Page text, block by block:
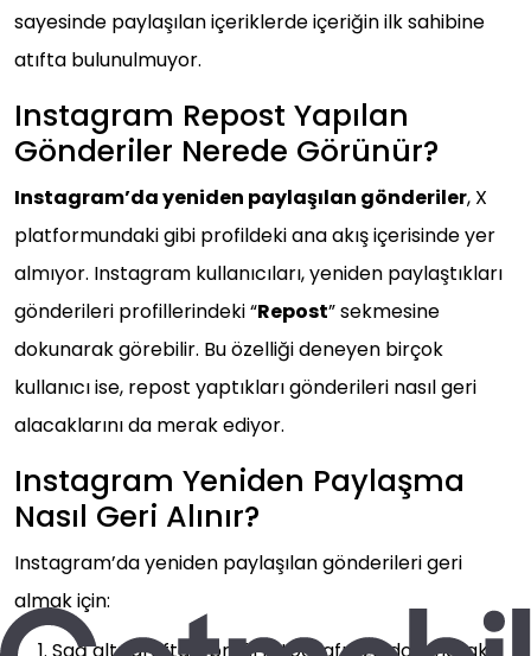
sayesinde paylaşılan içeriklerde içeriğin ilk sahibine
atıfta bulunulmuyor.
Instagram Repost Yapılan
Gönderiler Nerede Görünür?
Instagram’da yeniden paylaşılan gönderiler, X
platformundaki gibi profildeki ana akış içerisinde yer
almıyor. Instagram kullanıcıları, yeniden paylaştıkları
gönderileri profillerindeki “Repost” sekmesine
dokunarak görebilir. Bu özelliği deneyen birçok
kullanıcı ise, repost yaptıkları gönderileri nasıl geri
alacaklarını da merak ediyor.
Instagram Yeniden Paylaşma
Nasıl Geri Alınır?
Instagram’da yeniden paylaşılan gönderileri geri
almak için: